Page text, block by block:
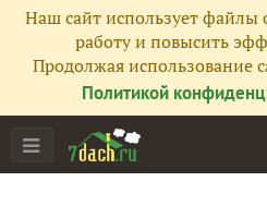
Наш сайт использует файлы
работу и повысить
Продолжая использование
Политикой